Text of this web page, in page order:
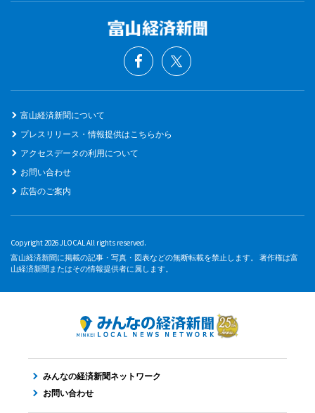
富山経済新聞について
プレスリリース・情報提供はこちらから
アクセスデータの利用について
お問い合わせ
広告のご案内
Copyright 2026 JLOCAL All rights reserved.
富山経済新聞に掲載の記事・写真・図表などの無断転載を禁止します。 著作権は富
山経済新聞またはその情報提供者に属します。
みんなの経済新聞ネットワーク
お問い合わせ